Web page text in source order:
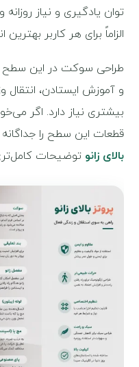
توان یادگیری و نیاز
الزاماً برای هر کاربر
طراحی سوکت در این سطح
و آموزش ایستادن، انتقال
بیشتری نیاز دارد. اگر
قطعات این سطح را
بالای زانو توضیحات